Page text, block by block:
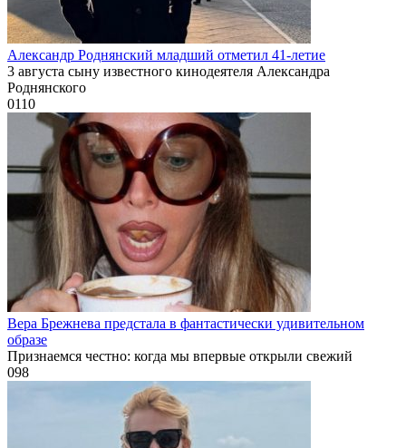
Александр Роднянский младший отметил 41-летие
3 августа сыну известного кинодеятеля Александра
Роднянского
0110
Вера Брежнева предстала в фантастически удивительном
образе
Признаемся честно: когда мы впервые открыли свежий
098